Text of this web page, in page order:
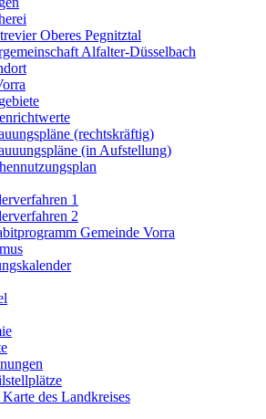
Oberes Pegnitztal
Alfalter-Düsselbach
(rechtskräftig)
(in Aufstellung)
1
2
Gemeinde Vorra
des Landkreises